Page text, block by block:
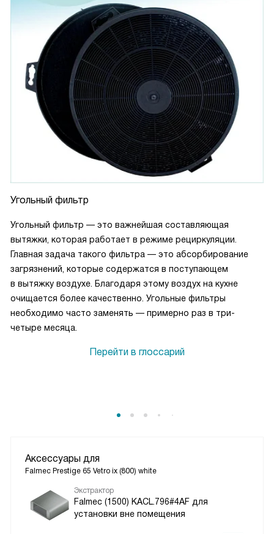
Угольный фильтр
Угольный фильтр — это важнейшая составляющая
вытяжки, которая работает в режиме рециркуляции.
Главная задача такого фильтра — это абсорбирование
загрязнений, которые содержатся в поступающем
в вытяжку воздухе. Благодаря этому воздух на кухне
очищается более качественно. Угольные фильтры
необходимо часто заменять — примерно раз в три-
четыре месяца.
Перейти в глоссарий
Аксессуары для
Falmec Prestige 65 Vetro ix (800) white
Экстрактор
Falmec (1500) KACL.796#4AF для
установки вне помещения